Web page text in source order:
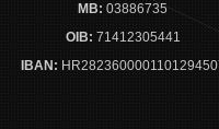
MB: 03886735
OIB: 71412305441
IBAN: